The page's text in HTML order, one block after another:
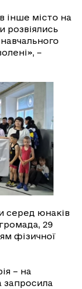
інше місто на
розвіялись
–
серед юнаків
29
фізичної
– на